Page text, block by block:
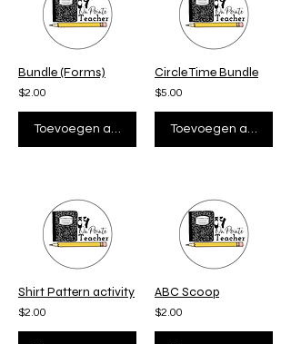
Bundle (Forms)
$2.00
Toevoegen aan winkelwagen
Circle Time Bundle
$5.00
Toevoegen aan
Shirt Pattern activity
$2.00
ABC Scoop
$2.00